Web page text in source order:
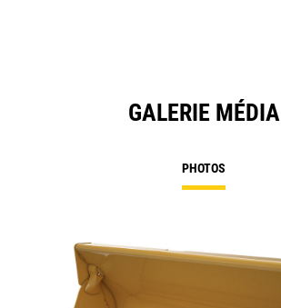
GALERIE MÉDIA
PHOTOS